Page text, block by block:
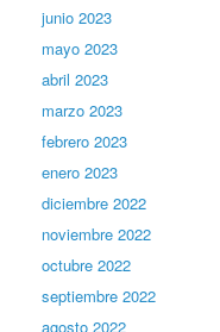
junio 2023
mayo 2023
abril 2023
marzo 2023
febrero 2023
enero 2023
diciembre 2022
noviembre 2022
octubre 2022
septiembre 2022
agosto 2022